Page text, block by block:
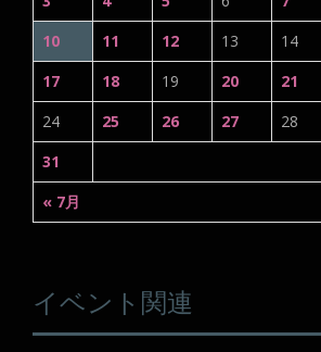
« 7月
10
11 12 13 14
17
18 19 20 21
24
25 26 27 28
31
イベント関連